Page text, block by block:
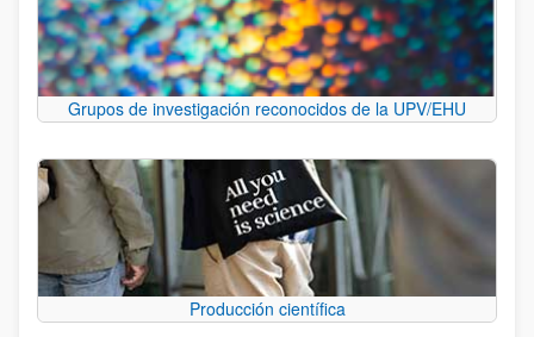
Grupos de investigación reconocidos de la UPV/EHU
Producción científica